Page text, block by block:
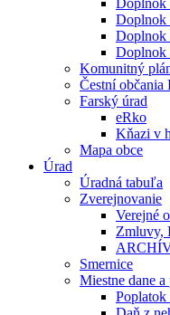
Doplnok
Doplnok
Doplnok
Doplnok
Komunitný
Čestní občania
Farský úrad
eRko
Kňazi v
Mapa obce
Úrad
Úradná tabuľa
Zverejnovanie
Verejné
Zmluvy,
Smernice
Miestne dane
Poplatok